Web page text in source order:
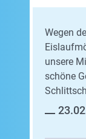
Wegen
unsere
schöne